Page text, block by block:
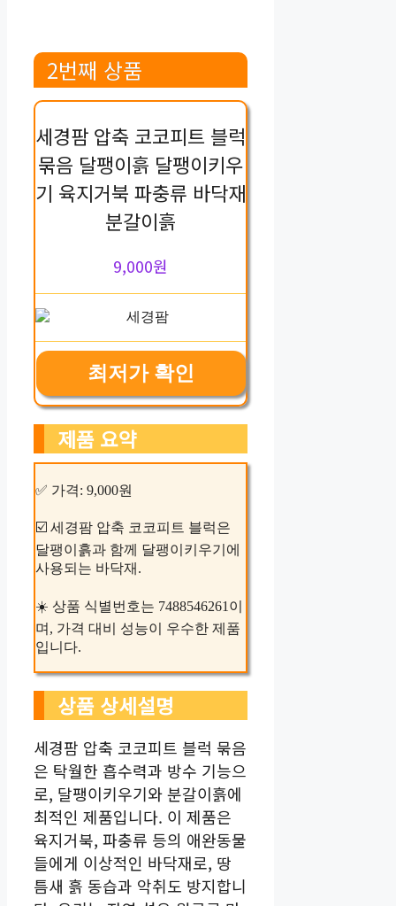
2번째 상품
세경팜 압축 코코피트 블럭
묶음 달팽이흙 달팽이키우
기 육지거북 파충류 바닥재
분갈이흙
9,000원
최저가 확인
제품 요약
✅ 가격: 9,000원
☑️ 세경팜 압축 코코피트 블럭은
달팽이흙과 함께 달팽이키우기에
사용되는 바닥재.
☀️ 상품 식별번호는 7488546261이
며, 가격 대비 성능이 우수한 제품
입니다.
상품 상세설명
세경팜 압축 코코피트 블럭 묶음
은 탁월한 흡수력과 방수 기능으
로, 달팽이키우기와 분갈이흙에
최적인 제품입니다. 이 제품은
육지거북, 파충류 등의 애완동물
들에게 이상적인 바닥재로, 땅
틈새 흙 동습과 악취도 방지합니